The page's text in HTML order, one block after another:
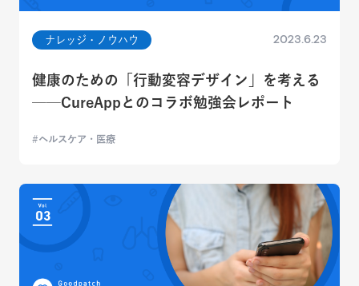
ナレッジ・ノウハウ 2023.6.23
健康のための「行動変容デザイン」を考える
──CureAppとのコラボ勉強会レポート
ヘルスケア・医療